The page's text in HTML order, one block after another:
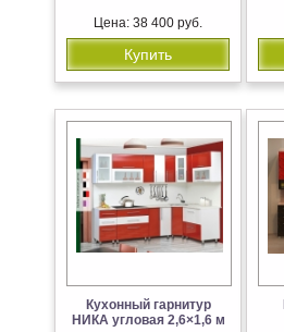
Цена: 38 400 руб.
Купить
Кухонный гарнитур
НИКА угловая 2,6×1,6 м